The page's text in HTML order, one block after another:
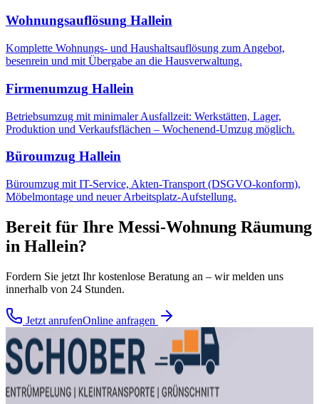
Wohnungsauflösung Hallein
Komplette Wohnungs- und Haushaltsauflösung zum Angebot,
besenrein und mit Übergabe an die Hausverwaltung.
Firmenumzug Hallein
Betriebsumzug mit minimaler Ausfallzeit: Werkstätten, Lager,
Produktion und Verkaufsflächen – Wochenend-Umzug möglich.
Büroumzug Hallein
Büroumzug mit IT-Service, Akten-Transport (DSGVO-konform),
Möbelmontage und neuer Arbeitsplatz-Aufstellung.
Bereit für Ihre Messi-Wohnung Räumung
in Hallein?
Fordern Sie jetzt Ihr kostenlose Beratung an – wir melden uns
innerhalb von 24 Stunden.
Jetzt anrufenOnline anfragen